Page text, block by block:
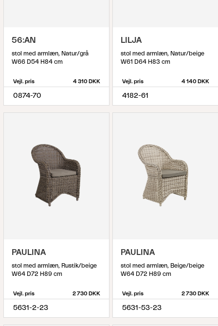
56:AN
stol med armlæn, Natur/grå
W66 D54 H84 cm
Vejl. pris 4 310 DKK
0874-70
LILJA
stol med armlæn, Natur/beige
W61 D64 H83 cm
Vejl. pris 4 140 DKK
4182-61
PAULINA
stol med armlæn, Rustik/beige
W64 D72 H89 cm
Vejl. pris 2 730 DKK
5631-2-23
PAULINA
stol med armlæn, Beige/beige
W64 D72 H89 cm
Vejl. pris 2 730 DKK
5631-53-23